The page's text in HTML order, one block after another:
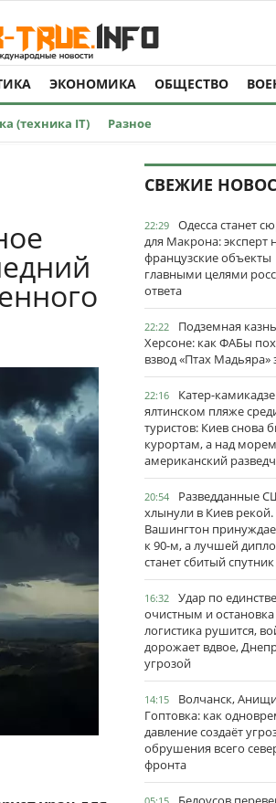
ЭКОНОМИКА ОБЩЕСТВО
(техника IT) Разное
СВЕЖИЕ
22:29
Одесса станет
для Макрона: эксперт
французские объекты
главными целями
ответа
22:22
Подземная
Херсоне: как ФАБы
взвод «Птах Мадьяра»
22:16
Катер-
ялтинском пляже
туристов: Киев снова
курортам, а над
американский
20:54
Разведданные
хлынули в Киев рекой.
Вашингтон
к 90-м, а лучшей
станет сбитый спутник
16:32
Удар по
очистным и
логистика рушится,
дорожает вдвое,
угрозой
14:15
Волчанск,
Гоптовка: как
давление создаёт
обрушения всего
фронта